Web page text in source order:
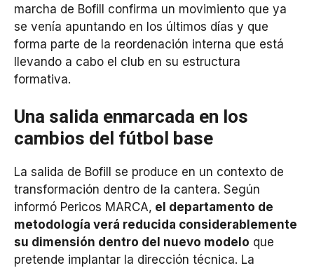
marcha de Bofill confirma un movimiento que ya
se venía apuntando en los últimos días y que
forma parte de la reordenación interna que está
llevando a cabo el club en su estructura
formativa.
Una salida enmarcada en los
cambios del fútbol base
La salida de Bofill se produce en un contexto de
transformación dentro de la cantera. Según
informó Pericos MARCA, el departamento de
metodología verá reducida considerablemente
su dimensión dentro del nuevo modelo que
pretende implantar la dirección técnica. La